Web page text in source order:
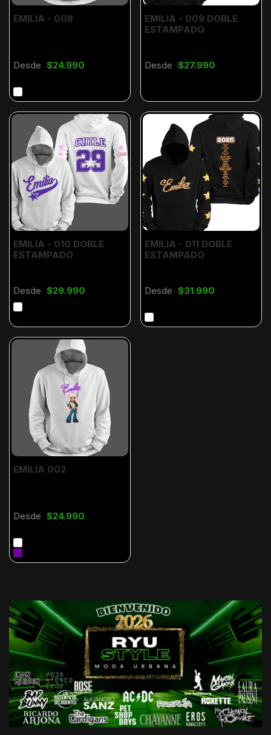
EMILIA - 008
Desde $24.990
EMILIA - 009 DOBLE
ESTAMPADO
Desde $27.990
EMILIA - 010 DOBLE
ESTAMPADO
Desde $29.990
EMILIA - 011 DOBLE
ESTAMPADO
Desde $31.990
EMILIA 002
Desde $24.990